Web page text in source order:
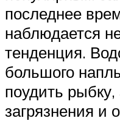
последнее
наблюдается
тенденция.
большого
поудить
загрязнения и